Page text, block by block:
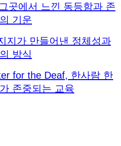
곳에서 느낀 동등함과 존
기운
지가 만들어낸 정체성과
방식
for the Deaf, 한사람 한
존중되는 교육